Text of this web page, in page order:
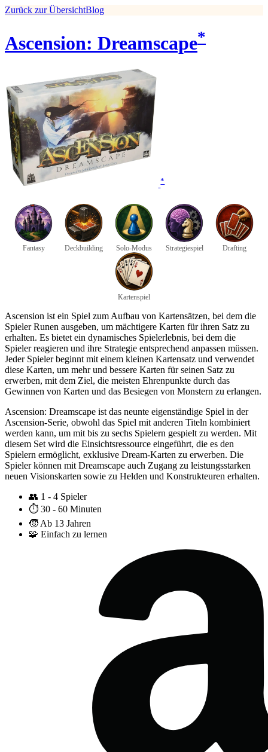
Zurück zur ÜbersichtBlog
Ascension: Dreamscape*
*
Fantasy Deckbuilding Solo-Modus Strategiespiel Drafting
Kartenspiel
Ascension ist ein Spiel zum Aufbau von Kartensätzen, bei dem die
Spieler Runen ausgeben, um mächtigere Karten für ihren Satz zu
erhalten. Es bietet ein dynamisches Spielerlebnis, bei dem die
Spieler reagieren und ihre Strategie entsprechend anpassen müssen.
Jeder Spieler beginnt mit einem kleinen Kartensatz und verwendet
diese Karten, um mehr und bessere Karten für seinen Satz zu
erwerben, mit dem Ziel, die meisten Ehrenpunkte durch das
Gewinnen von Karten und das Besiegen von Monstern zu erlangen.
Ascension: Dreamscape ist das neunte eigenständige Spiel in der
Ascension-Serie, obwohl das Spiel mit anderen Titeln kombiniert
werden kann, um mit bis zu sechs Spielern gespielt zu werden. Mit
diesem Set wird die Einsichtsressource eingeführt, die es den
Spielern ermöglicht, exklusive Dream-Karten zu erwerben. Die
Spieler können mit Dreamscape auch Zugang zu leistungsstarken
neuen Visionskarten sowie zu Helden und Konstrukteuren erhalten.
👥 1 - 4 Spieler
⏱️ 30 - 60 Minuten
🧒 Ab 13 Jahren
🧩 Einfach zu lernen